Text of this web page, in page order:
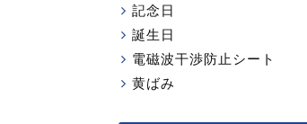
記念日
誕生日
電磁波干渉防止シート
黄ばみ